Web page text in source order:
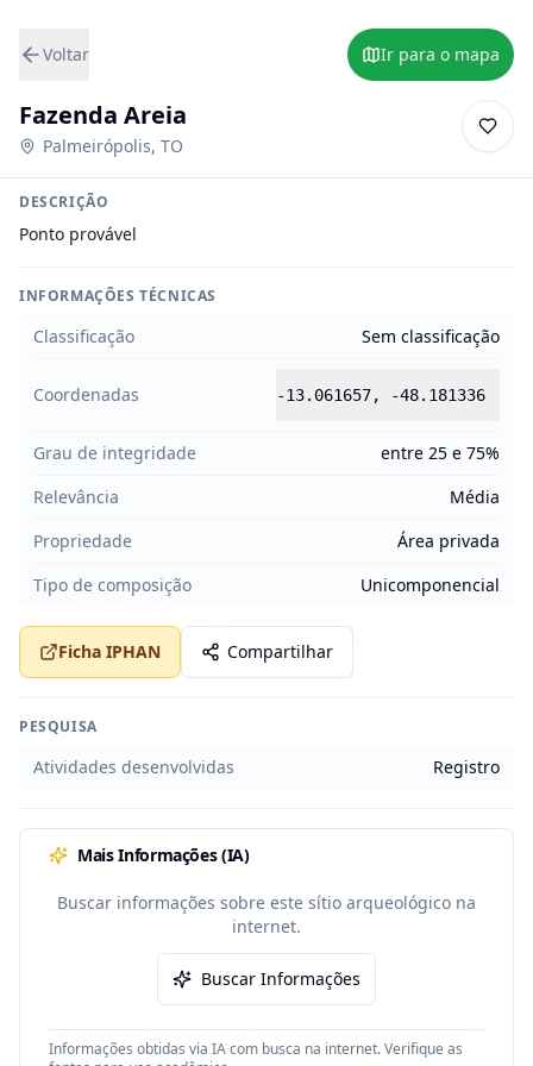
Voltar Ir para o mapa
Fazenda Areia
Palmeirópolis, TO
DESCRIÇÃO
Ponto provável
INFORMAÇÕES TÉCNICAS
Classificação Sem classificação
Coordenadas -13.061657, -48.181336
Grau de integridade
entre 25 e 75%
Relevância
Média
Propriedade
Área privada
Tipo de composição
Unicomponencial
Ficha IPHAN Compartilhar
PESQUISA
Atividades desenvolvidas Registro
Mais Informações (IA)
Buscar informações sobre este sítio arqueológico na
internet.
Buscar Informações
Informações obtidas via IA com busca na internet. Verifique as